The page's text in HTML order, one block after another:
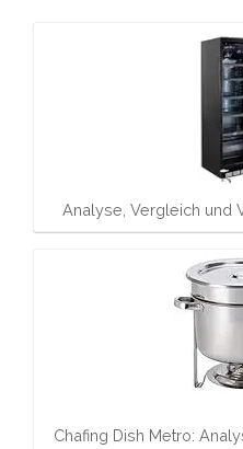
Analyse, Vergleich und
Chafing Dish Metro: